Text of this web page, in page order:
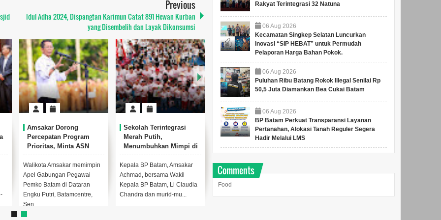
Previous
Idul Adha 2024, Dispangtan Karimun Catat 891 Hewan Kurban
yang Disembelih dan Layak Dikonsumsi
Amsakar Dorong
Percepatan Program
Prioritas, Minta ASN
Batam Lebih Responsif
Layani Masyarakat
Walikota Amsakar memimpin
Apel Gabungan Pegawai
Pemko Batam di Dataran
Engku Putri, Batamcentre,
Sen...
Sekolah Terintegrasi
Merah Putih,
Menumbuhkan Mimpi di
Tanah Rempang-Galang
Kepala BP Batam, Amsakar
Achmad, bersama Wakil
Kepala BP Batam, Li Claudia
Chandra dan murid-mu...
Rakyat Terintegrasi 32 Natuna
06 Aug 2026
Kecamatan Singkep Selatan Luncurkan
Inovasi “SIP HEBAT” untuk Permudah
Pelaporan Harga Bahan Pokok.
06 Aug 2026
Puluhan Ribu Batang Rokok Illegal Senilai Rp
50,5 Juta Diamankan Bea Cukai Batam
06 Aug 2026
BP Batam Perkuat Transparansi Layanan
Pertanahan, Alokasi Tanah Reguler Segera
Hadir Melalui LMS
Comments
Food